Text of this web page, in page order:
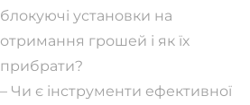
блокуючі установки на
отримання грошей і як їх
прибрати?
– Чи є інструменти ефективної